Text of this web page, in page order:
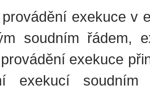
exekuce v
soudním řádem,
exekuce
exekucí